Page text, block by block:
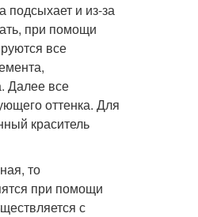
подсыхает и из-за
при помощи
все
Далее все
оттенка. Для
краситель
то
при помощи
с